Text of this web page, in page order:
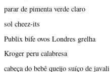
parar de pimenta verde claro
sol cheez-its
Publix bife ovos Londres grelha
Kroger peru calabresa
cabeça do bebê queijo suíço de javali